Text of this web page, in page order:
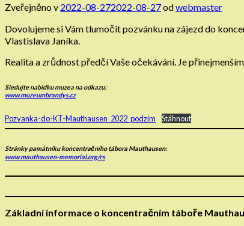
Zveřejněno v 2022-08-272022-08-27odwebmaster
Dovolujeme si Vám tlumočit pozvánku na zájezd do
Vlastislava Janíka.
Realita a zrůdnost předčí Vaše očekávání. Je
Sledujte nabídku muzea na odkazu:
www.muzeumbrandys.cz
Pozvanka-do-KT-Mauthausen_2022_podzim Stáhnout
Stránky památníku koncentračního tábora Mauthausen:
www.mauthausen-memorial.org/cs
Základní informace o koncentračním táboře